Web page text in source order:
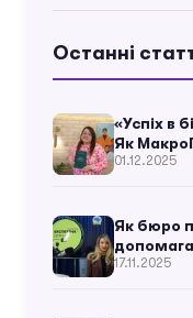
Останні
«Успіх в
Як
бізнес-
01.12.2025
Як бюро
Катерина
17.11.2025